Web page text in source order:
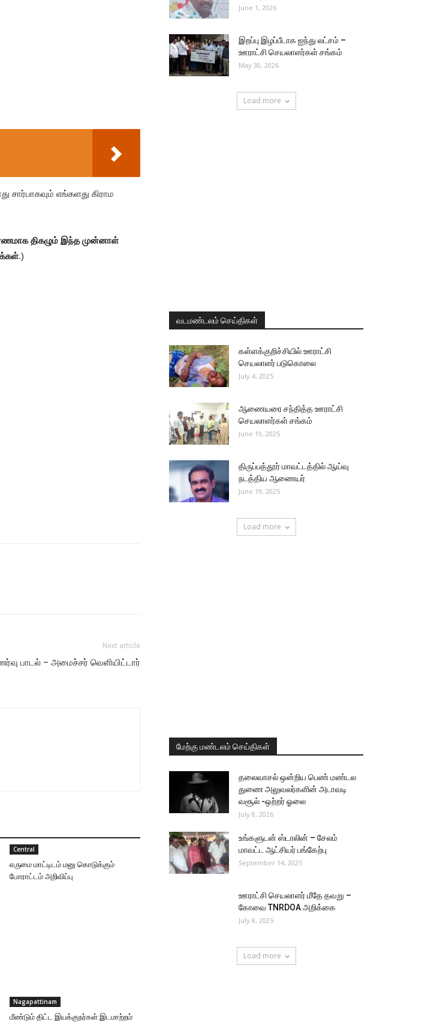
சார்பாகவும் எங்களது கிராம
திகழும் இந்த முன்னாள்
.)
Next article
பாடல் – அமைச்சர் வெளியிட்டார்
Central
எருமை மாட்டிடம் மனு கொடுக்கும்
போராட்டம் அறிவிப்பு
Nagapattinam
மீண்டும் திட்ட இயக்குநர்கள் இடமாற்றம்
June 1, 2026
இறப்பு இழப்பீடாக ஐந்து லட்சம் –
ஊராட்சி செயலாளர்கள் சங்கம்
May 30, 2026
Load more
வடமண்டலம் செய்திகள்
கள்ளக்குறிச்சியில் ஊராட்சி
செயலாளர் படுகொலை
July 4, 2025
ஆணையரை சந்தித்த ஊராட்சி
செயலாளர்கள் சங்கம்
June 19, 2025
திருப்பத்தூர் மாவட்டத்தில் ஆய்வு
நடத்திய ஆணையர்
June 19, 2025
Load more
மேற்கு மண்டலம் செய்திகள்
தலைவாசல் ஒன்றிய பெண் மண்டல
துணை அலுவலர்களின் அடாவடி
வசூல் -ஒற்றர் ஓலை
July 8, 2026
உங்களுடன் ஸ்டாலின் – சேலம்
மாவட்ட ஆட்சியர் பங்கேற்பு
September 14, 2025
ஊராட்சி செயலாளர் மீதே தவறு –
கோவை TNRDOA அறிக்கை
July 8, 2025
Load more